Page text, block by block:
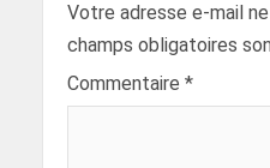
Votre adresse e-mail
champs obligatoires
Commentaire *